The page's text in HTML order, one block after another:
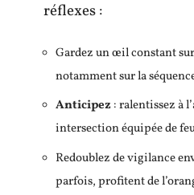
réflexes :
Gardez un œil constant
notamment sur la
Anticipez : ralentissez à
intersection équipée de
Redoublez de vigilance
parfois, profitent de